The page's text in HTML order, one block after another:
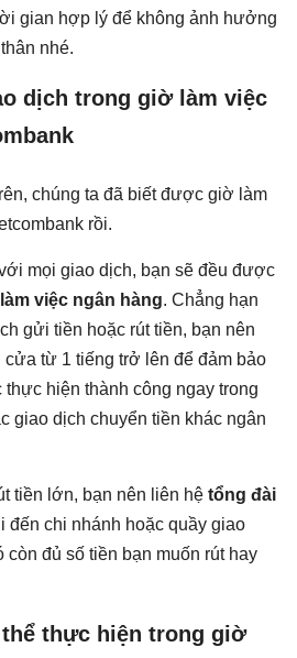
gian hợp lý để không ảnh hưởng
nhé.
dịch trong giờ làm việc
chúng ta đã biết được giờ làm
rồi.
mọi giao dịch, bạn sẽ đều được
việc ngân hàng. Chẳng hạn
gửi tiền hoặc rút tiền, bạn nên
từ 1 tiếng trở lên để đảm bảo
hiện thành công ngay trong
giao dịch chuyển tiền khác ngân
tiền lớn, bạn nên liên hệ tổng đài
đến chi nhánh hoặc quầy giao
còn đủ số tiền bạn muốn rút hay
thực hiện trong giờ